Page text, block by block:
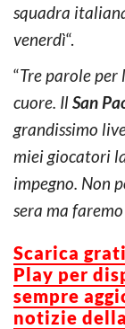
squadra
venerdì“.
“Tre parole per
cuore. IlSan
grandissimo
miei giocatori
impegno. Non
sera ma
Scarica
Play per
sempre
notizie